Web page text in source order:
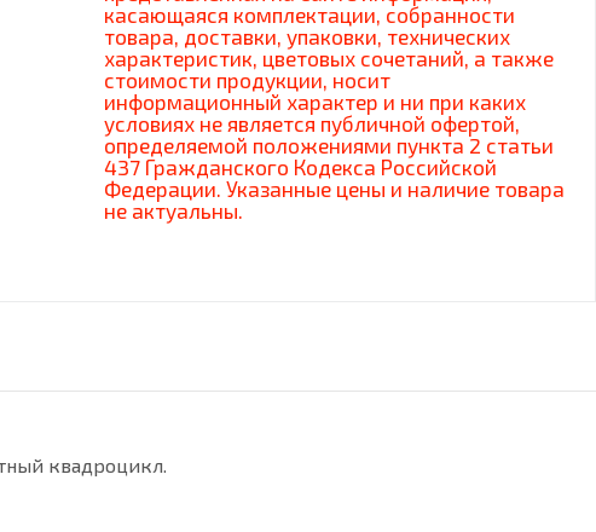
касающаяся комплектации, собранности
товара, доставки, упаковки, технических
характеристик, цветовых сочетаний, а также
стоимости продукции, носит
информационный характер и ни при каких
условиях не является публичной офертой,
определяемой положениями пункта 2 статьи
437 Гражданского Кодекса Российской
Федерации. Указанные цены и наличие товара
не актуальны.
квадроцикл.